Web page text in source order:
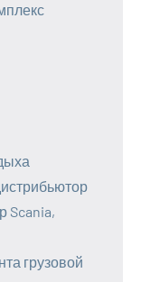
Scania,
грузовой